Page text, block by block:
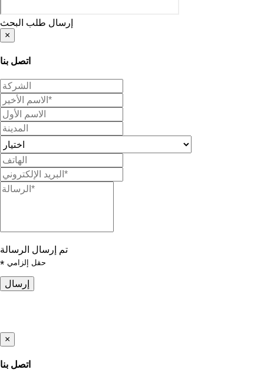
إرسال طلب البحث
×
اتصل بنا
تم إرسال الرسالة
* حقل إلزامي
إرسال
×
اتصل بنا